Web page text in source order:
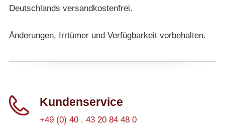
Deutschlands versandkostenfrei.
Änderungen, Irrtümer und Verfügbarkeit vorbehalten.
Kundenservice
+49 (0) 40 . 43 20 84 48 0